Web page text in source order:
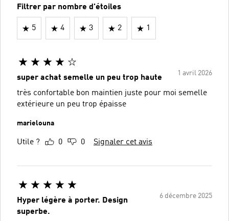
Filtrer par nombre d'étoiles
5 4 3 2 1
1 avril 2026
super achat semelle un peu trop haute
très confortable bon maintien juste pour moi semelle
extérieure un peu trop épaisse
marielouna
Utile ? 0 0 Signaler cet avis
6 décembre 2025
Hyper légère à porter. Design
superbe.